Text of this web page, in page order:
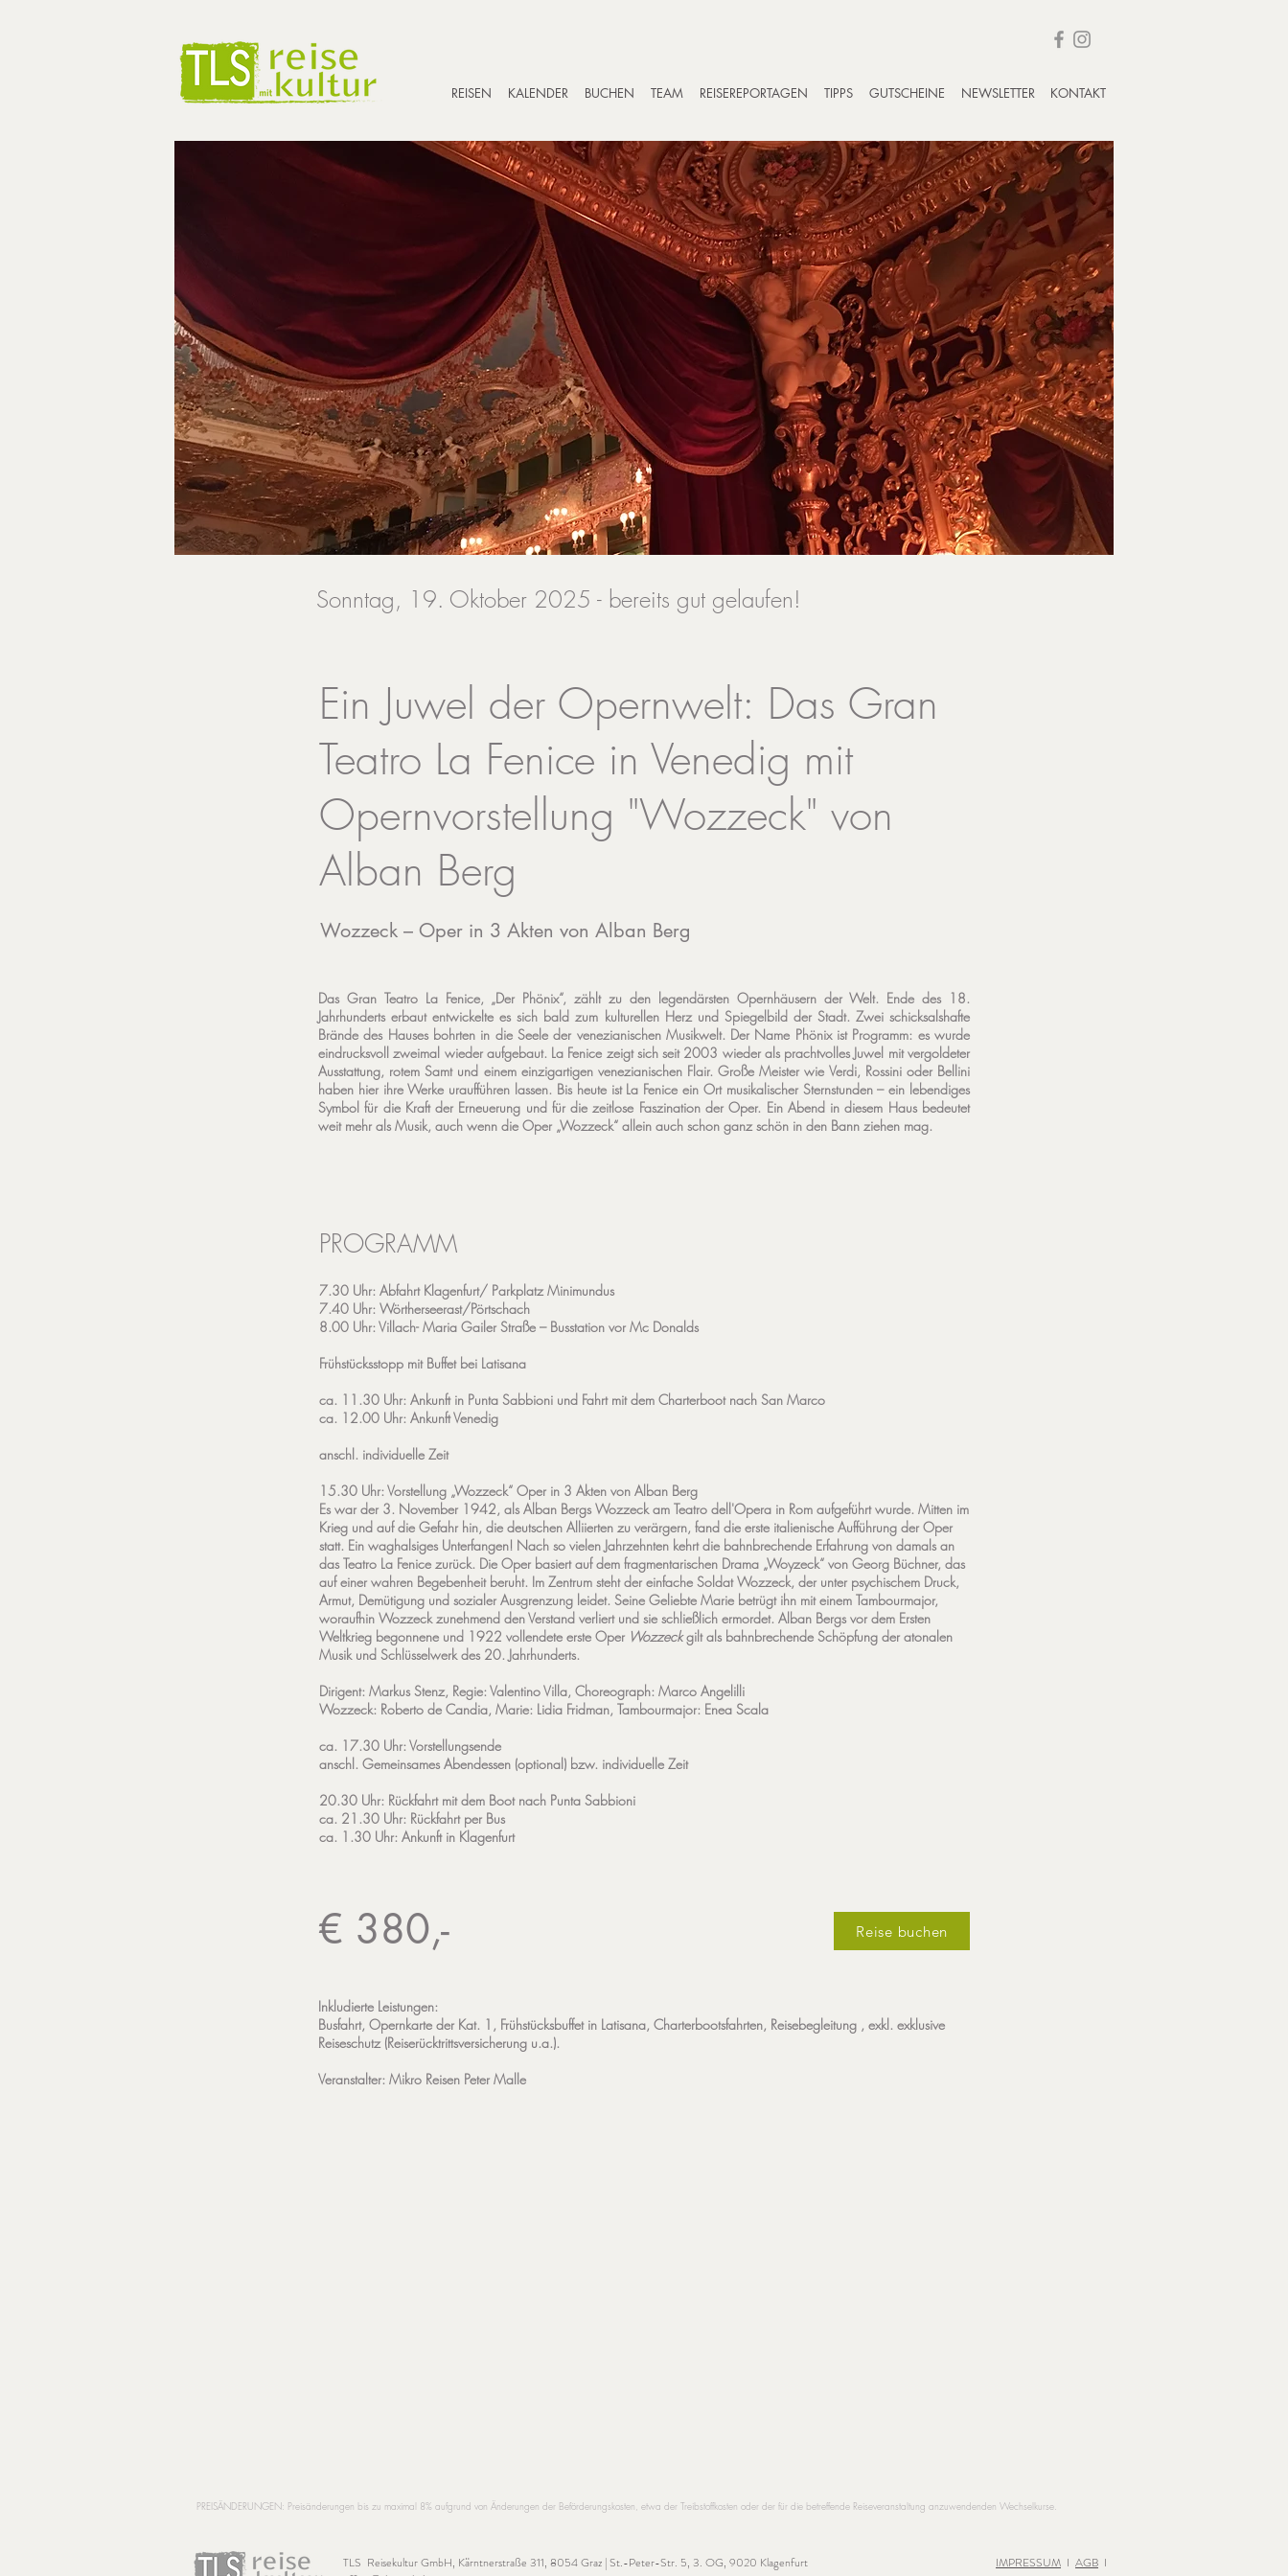
REISEN KALENDER BUCHEN TEAM REISEREPORTAGEN TIPPS GUTSCHEINE NEWSLETTER KONTAKT
Sonntag, 19. Oktober 2025 - bereits gut gelaufen!
Ein Juwel der Opernwelt: Das Gran
Teatro La Fenice in Venedig mit
Opernvorstellung "Wozzeck" von
Alban Berg
Wozzeck – Oper in 3 Akten von Alban Berg
Das Gran Teatro La Fenice, „Der Phönix“, zählt zu den legendärsten Opernhäusern der Welt. Ende des 18.
Jahrhunderts erbaut entwickelte es sich bald zum kulturellen Herz und Spiegelbild der Stadt. Zwei schicksalshafte
Brände des Hauses bohrten in die Seele der venezianischen Musikwelt. Der Name Phönix ist Programm: es wurde
eindrucksvoll zweimal wieder aufgebaut. La Fenice zeigt sich seit 2003 wieder als prachtvolles Juwel mit vergoldeter
Ausstattung, rotem Samt und einem einzigartigen venezianischen Flair. Große Meister wie Verdi, Rossini oder Bellini
haben hier ihre Werke uraufführen lassen. Bis heute ist La Fenice ein Ort musikalischer Sternstunden – ein lebendiges
Symbol für die Kraft der Erneuerung und für die zeitlose Faszination der Oper. Ein Abend in diesem Haus bedeutet
weit mehr als Musik, auch wenn die Oper „Wozzeck“ allein auch schon ganz schön in den Bann ziehen mag.
PROGRAMM
7.30 Uhr: Abfahrt Klagenfurt/ Parkplatz Minimundus
7.40 Uhr: Wörtherseerast/Pörtschach
8.00 Uhr: Villach- Maria Gailer Straße – Busstation vor Mc Donalds
Frühstücksstopp mit Buffet bei Latisana
ca. 11.30 Uhr: Ankunft in Punta Sabbioni und Fahrt mit dem Charterboot nach San Marco
ca. 12.00 Uhr: Ankunft Venedig
anschl. individuelle Zeit
15.30 Uhr:Vorstellung „Wozzeck“ Oper in 3 Akten von Alban Berg
Es war der 3. November 1942, als Alban Bergs Wozzeck am Teatro dell'Opera in Rom aufgeführt wurde. Mitten im
Krieg und auf die Gefahr hin, die deutschen Alliierten zu verärgern, fand die erste italienische Aufführung der Oper
statt. Ein waghalsiges Unterfangen! Nach so vielen Jahrzehnten kehrt die bahnbrechende Erfahrung von damals an
das Teatro La Fenice zurück. Die Oper basiert auf dem fragmentarischen Drama „Woyzeck“ von Georg Büchner, das
auf einer wahren Begebenheit beruht. Im Zentrum steht der einfache Soldat Wozzeck, der unter psychischem Druck,
Armut, Demütigung und sozialer Ausgrenzung leidet. Seine Geliebte Marie betrügt ihn mit einem Tambourmajor,
woraufhin Wozzeck zunehmend den Verstand verliert und sie schließlich ermordet. Alban Bergs vor dem Ersten
Weltkrieg begonnene und 1922 vollendete erste Oper Wozzeckgilt als bahnbrechende Schöpfung der atonalen
Musik und Schlüsselwerk des 20. Jahrhunderts.
Dirigent: Markus Stenz, Regie: Valentino Villa, Choreograph: Marco Angelilli
Wozzeck: Roberto de Candia, Marie: Lidia Fridman, Tambourmajor: Enea Scala
ca. 17.30 Uhr: Vorstellungsende
anschl. Gemeinsames Abendessen (optional) bzw. individuelle Zeit
20.30 Uhr: Rückfahrt mit dem Boot nach Punta Sabbioni
ca. 21.30 Uhr: Rückfahrt per Bus
ca. 1.30 Uhr: Ankunft in Klagenfurt
€ 380,- Reise buchen
Inkludierte Leistungen:
Busfahrt, Opernkarte der Kat. 1, Frühstücksbuffet in Latisana, Charterbootsfahrten, Reisebegleitung , exkl. exklusive
Reiseschutz (Reiserücktrittsversicherung u.a.).
Veranstalter: Mikro Reisen Peter Malle
PREISÄNDERUNGEN: Preisänderungen bis zu maximal 8% aufgrund von Änderungen der Beförderungskosten, etwa der Treibstoffkosten oder der für die betreffende Reiseveranstaltung anzuwendenden Wechselkurse.
TLS Reisekultur GmbH, Kärntnerstraße 311, 8054 Graz | St.-Peter-Str. 5, 3. OG, 9020 Klagenfurt
IMPRESSUM I AGB I